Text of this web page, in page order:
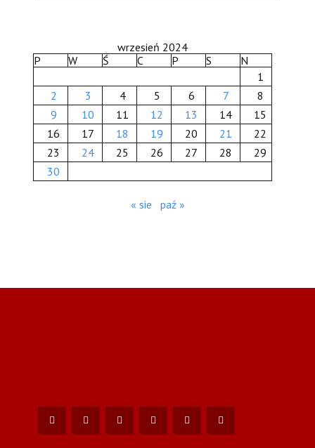
wrzesień 2024
P
W Ś C P S
N
1
2
3 4 5 6 7
8
9
10 11 12 13 14
15
16
17 18 19 20 21
22
23
24 25 26 27 28
29
30
« sie paź »